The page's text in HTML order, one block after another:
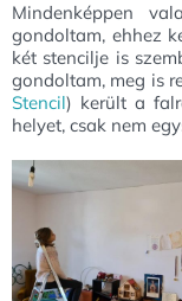
Mindenképpen
gondoltam, ehhez
két stencilje is
gondoltam, meg is
Stencil) került a
helyet, csak nem